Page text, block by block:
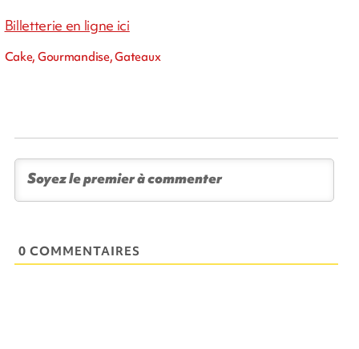
Billetterie en ligne ici
Cake, Gourmandise, Gateaux
0 COMMENTAIRES